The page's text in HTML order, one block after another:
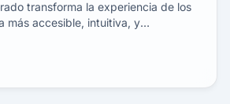
transforma la experiencia de los
más accesible, intuitiva, y
conocimientos avanzados en
de control solían ser caóticos,